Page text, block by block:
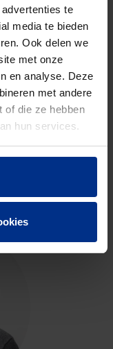
te
media te bieden
Ook delen we
met onze
en analyse. Deze
met andere
of die ze hebben
hun services.
ONS
voor meer